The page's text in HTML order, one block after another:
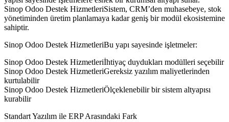
Sinop Odoo Destek HizmetleriSistem, CRM’den muhasebeye, stok
yönetiminden üretim planlamaya kadar geniş bir modül ekosistemine
sahiptir.
Sinop Odoo Destek HizmetleriBu yapı sayesinde işletmeler:
Sinop Odoo Destek Hizmetleriİhtiyaç duydukları modülleri seçebilir
Sinop Odoo Destek HizmetleriGereksiz yazılım maliyetlerinden
kurtulabilir
Sinop Odoo Destek HizmetleriÖlçeklenebilir bir sistem altyapısı
kurabilir
Standart Yazılım ile ERP Arasındaki Fark